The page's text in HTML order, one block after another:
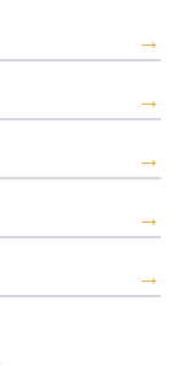
→
→
→
→
→